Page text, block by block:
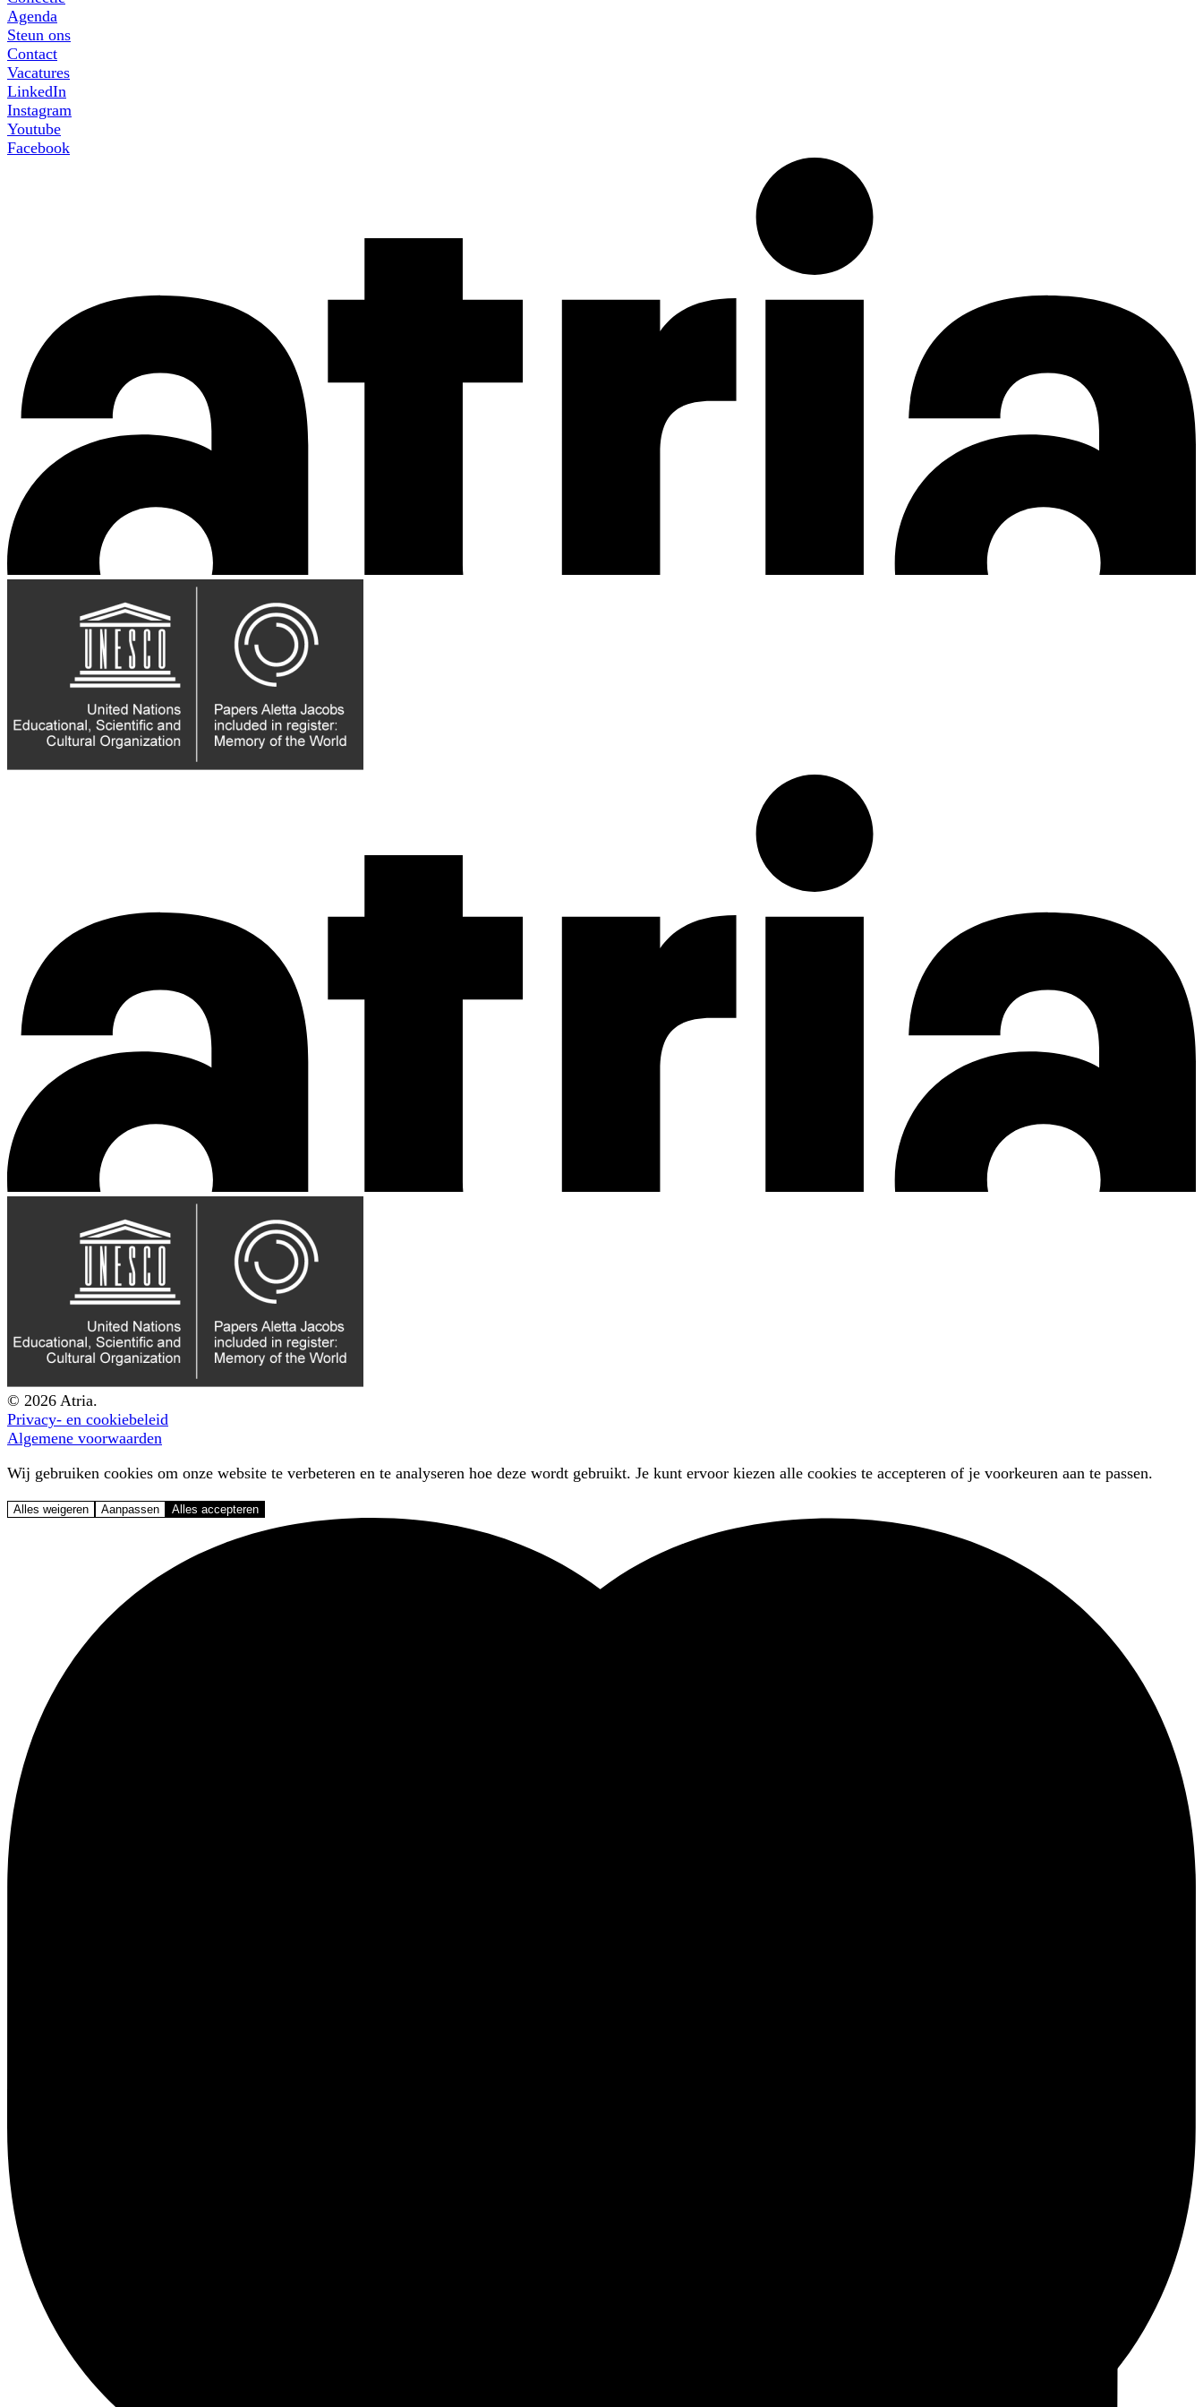
Agenda
Steun ons
Contact
Vacatures
LinkedIn
Instagram
Youtube
Facebook
© 2026 Atria.
Privacy- en cookiebeleid
Algemene voorwaarden
Wij gebruiken cookies om onze website te verbeteren en te analyseren hoe deze wordt gebruikt. Je kunt ervoor kiezen alle cookies te accepteren of je voorkeuren aan te passen.
Alles weigeren Aanpassen Alles accepteren